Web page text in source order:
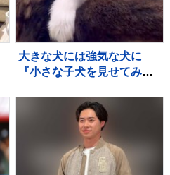
大きな犬には強気な犬に
『小さな子犬を見せてみ
けないと理解している『尊
い光景』が30万再生「愛情
深い」「いい子」